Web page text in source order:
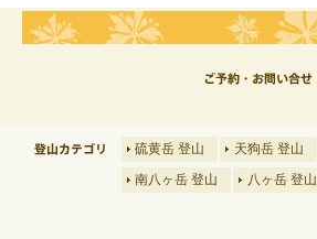
硫黄岳 登山 天狗岳 登山
南八ヶ岳 登山
八ヶ岳 登山